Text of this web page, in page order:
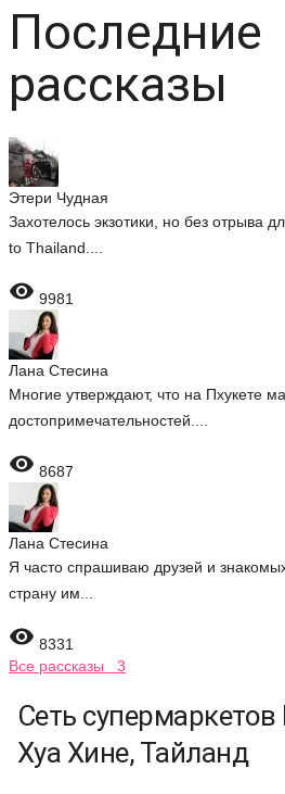
Последние
рассказы
Этери Чудная
Захотелось экзотики, но без отрыва
to Thailand....
 9981
Лана Стесина
Многие утверждают, что на Пхукете
достопримечательностей....
 8687
Лана Стесина
Я часто спрашиваю друзей и
страну им...
 8331
Все рассказы 3
Сеть
Хуа Хине, Тайланд